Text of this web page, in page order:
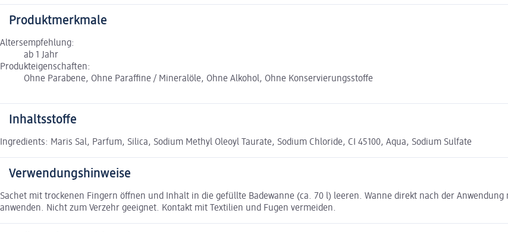
Produktmerkmale
Altersempfehlung:
ab 1 Jahr
Produkteigenschaften:
Ohne Parabene, Ohne Paraffine / Mineralöle, Ohne Alkohol, Ohne Konservierungsstoffe
Inhaltsstoffe
Ingredients: Maris Sal, Parfum, Silica, Sodium Methyl Oleoyl Taurate, Sodium Chloride, CI 45100, Aqua, Sodium Sulfate
Verwendungshinweise
Sachet mit trockenen Fingern öffnen und Inhalt in die gefüllte Badewanne (ca. 70 l) leeren. Wanne direkt nach der
anwenden. Nicht zum Verzehr geeignet. Kontakt mit Textilien und Fugen vermeiden.